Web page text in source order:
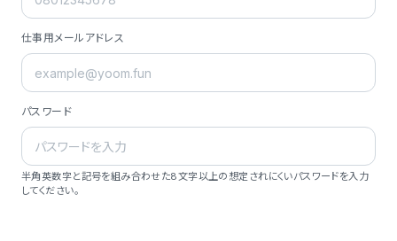
仕事用メールアドレス
パスワード
半角英数字と記号を組み合わせた8文字以上の想定されにくいパスワードを入力
してください。